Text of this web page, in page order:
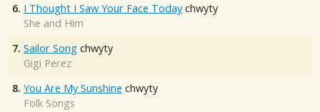
6. I Thought I Saw Your Face Today chwyty
She and Him
7. Sailor Song chwyty
Gigi Perez
8. You Are My Sunshine chwyty
Folk Songs